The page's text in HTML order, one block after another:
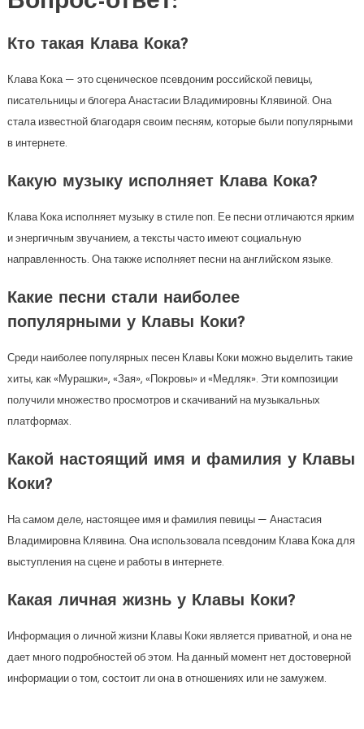
Кто такая Клава Кока?
Клава Кока — это сценическое псевдоним российской певицы,
писательницы и блогера Анастасии Владимировны Клявиной. Она
стала известной благодаря своим песням, которые были популярными
в интернете.
Какую музыку исполняет Клава Кока?
Клава Кока исполняет музыку в стиле поп. Ее песни отличаются ярким
и энергичным звучанием, а тексты часто имеют социальную
направленность. Она также исполняет песни на английском языке.
Какие песни стали наиболее
популярными у Клавы Коки?
Среди наиболее популярных песен Клавы Коки можно выделить такие
хиты, как «Мурашки», «Зая», «Покровы» и «Медляк». Эти композиции
получили множество просмотров и скачиваний на музыкальных
платформах.
Какой настоящий имя и фамилия у Клавы
Коки?
На самом деле, настоящее имя и фамилия певицы — Анастасия
Владимировна Клявина. Она использовала псевдоним Клава Кока для
выступления на сцене и работы в интернете.
Какая личная жизнь у Клавы Коки?
Информация о личной жизни Клавы Коки является приватной, и она не
дает много подробностей об этом. На данный момент нет достоверной
информации о том, состоит ли она в отношениях или не замужем.